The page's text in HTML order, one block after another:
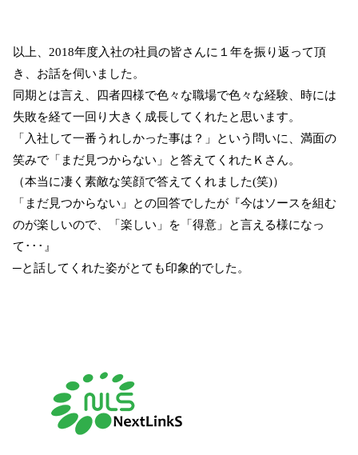
以上、2018年度入社の社員の皆さんに１年を振り返って頂
き、お話を伺いました。
同期とは言え、四者四様で色々な職場で色々な経験、時には
失敗を経て一回り大きく成長してくれたと思います。
「入社して一番うれしかった事は？」という問いに、満面の
笑みで「まだ見つからない」と答えてくれたＫさん。
（本当に凄く素敵な笑顔で答えてくれました(笑)）
「まだ見つからない」との回答でしたが『今はソースを組む
のが楽しいので、「楽しい」を「得意」と言える様になっ
て･･･』
─と話してくれた姿がとても印象的でした。